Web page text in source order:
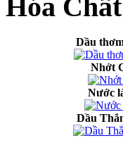
Hóa
Dầu
Nhớt
Nước
Dầu